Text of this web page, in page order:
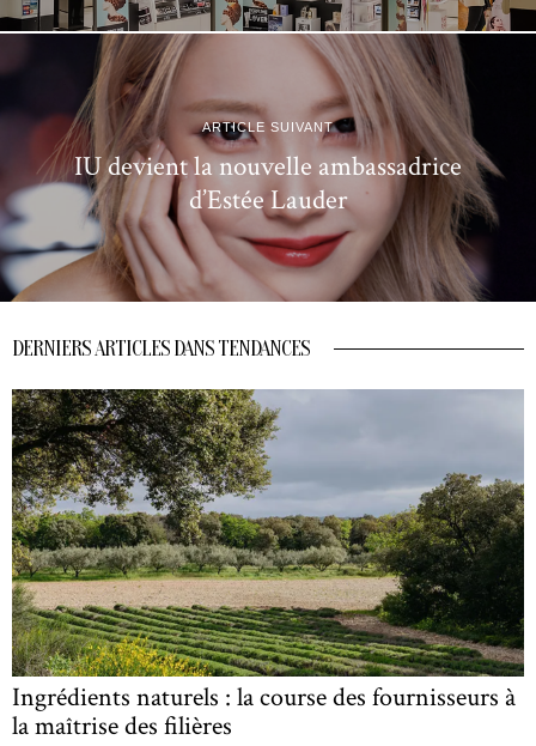
ARTICLE SUIVANT
IU devient la nouvelle ambassadrice
d’Estée Lauder
DERNIERS ARTICLES DANS TENDANCES
Ingrédients naturels : la course des fournisseurs à
la maîtrise des filières